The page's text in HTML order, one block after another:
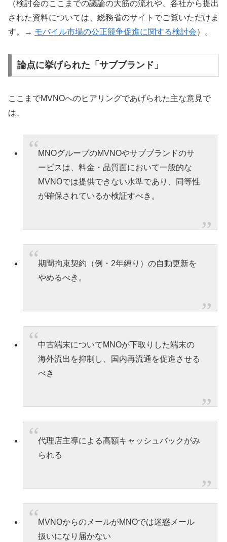
（検討会のここまでの議論の大筋の流れや、各社から提出
された資料については、総務省のサイトでご覧いただけま
す。→ モバイル市場の公正競争促進に関する検討会）。
論点に挙げられた「サブブランド」
ここまでMVNOへのヒアリングであげられた主な意見で
は、
MNOグループのMVNOやサブブランドのサ
ービスは、料金・品質面において一般的な
MVNOでは提供できない水準であり、同等性
が確保されているか検証すべき。
期間拘束契約（例・2年縛り）の自動更新を
やめるべき。
中古端末についてMNOが下取りした端末の
海外流出を抑制し、国内再流通を促進させる
べき
代理店主導による高額キャッシュバックがみ
られる
MVNOからのメールがMNOでは迷惑メール
扱いになり届かない